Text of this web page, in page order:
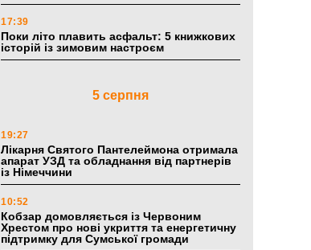
17:39
Поки літо плавить асфальт: 5 книжкових
історій із зимовим настроєм
5 серпня
19:27
Лікарня Святого Пантелеймона отримала
апарат УЗД та обладнання від партнерів
із Німеччини
10:52
Кобзар домовляється із Червоним
Хрестом про нові укриття та енергетичну
підтримку для Сумської громади